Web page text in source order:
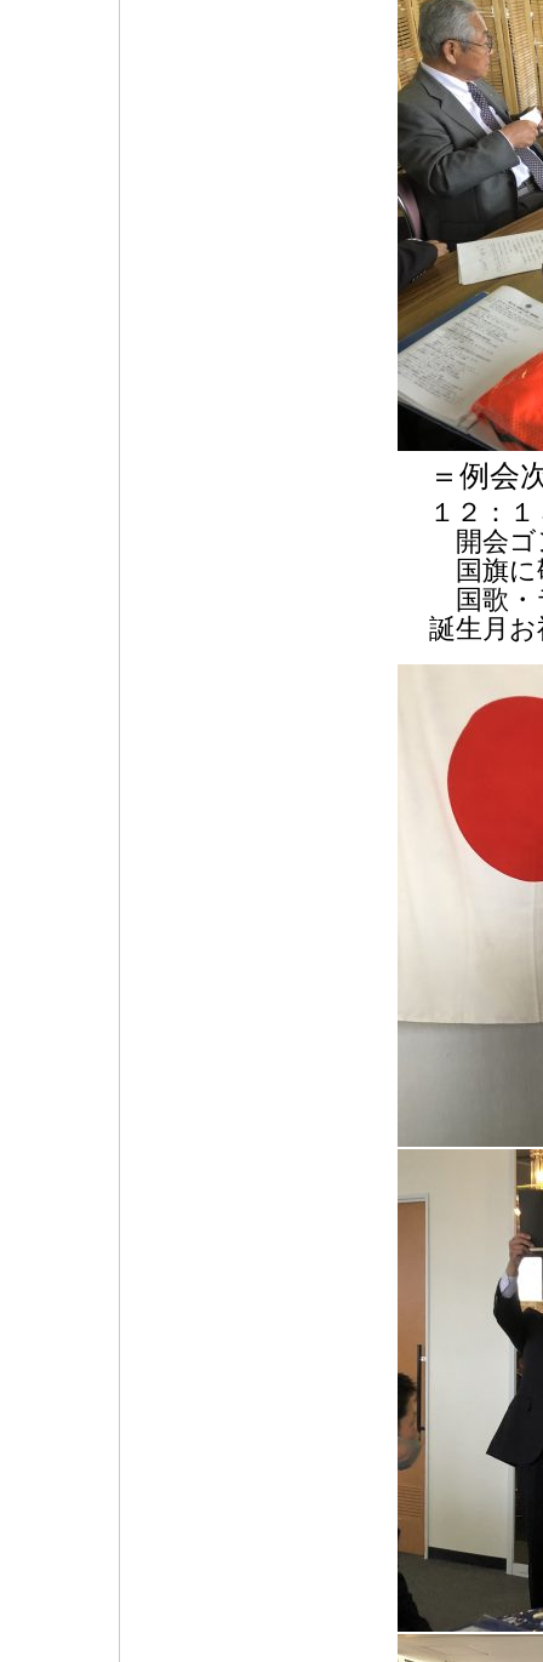
＝例会
１２：１
開会ゴ
国旗に
国歌・
誕生月